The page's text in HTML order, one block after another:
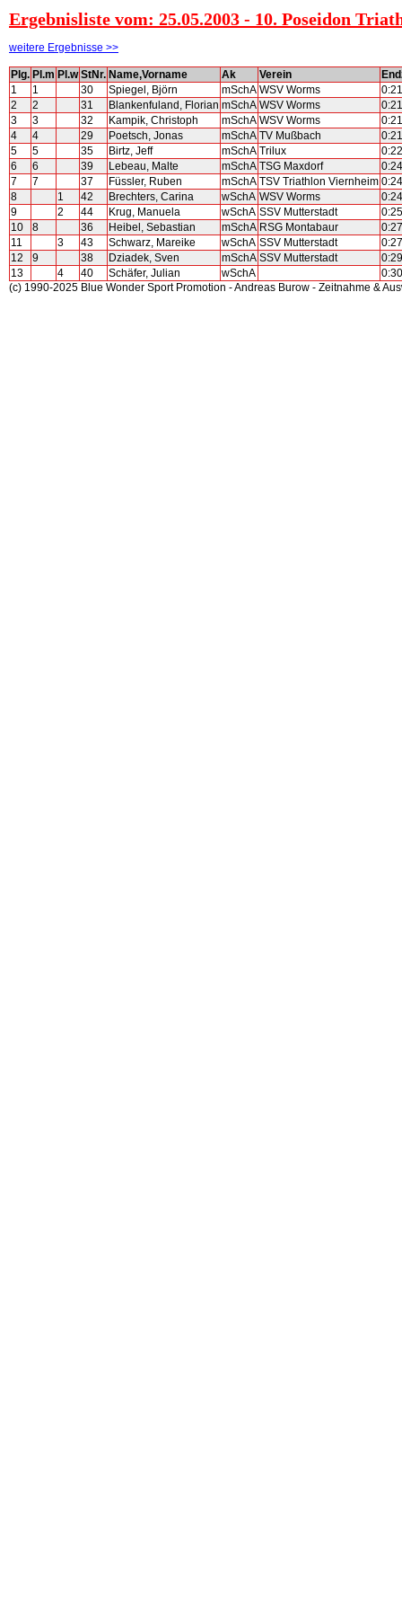
Ergebnisliste vom: 25.05.2003 - 10. Poseidon
weitere Ergebnisse >>
Plg. Pl.m Pl.w StNr. Name,Vorname Ak Verein
1
1 30 Spiegel, Björn mSchA WSV Worms
2
2 31 Blankenfuland, Florian mSchA WSV Worms
3
3 32 Kampik, Christoph mSchA WSV Worms
4
4 29 Poetsch, Jonas mSchA TV Mußbach
5
5 35 Birtz, Jeff mSchA Trilux
6
6 39 Lebeau, Malte mSchA TSG Maxdorf
7
7 37 Füssler, Ruben mSchA TSV Triathlon Viernheim
8
1 42 Brechters, Carina wSchA WSV Worms
9
2 44 Krug, Manuela wSchA SSV Mutterstadt
10
8 36 Heibel, Sebastian mSchA RSG Montabaur
11
3 43 Schwarz, Mareike wSchA SSV Mutterstadt
12
9 38 Dziadek, Sven mSchA SSV Mutterstadt
13
4 40 Schäfer, Julian wSchA
(c) 1990-2025 Blue Wonder Sport Promotion - Andreas Burow - Zeitnahme &